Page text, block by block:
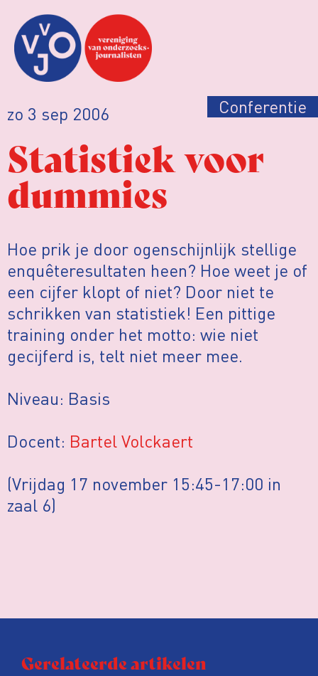
zo 3 sep 2006 Conferentie
Statistiek voor
dummies
Hoe prik je door ogenschijnlijk stellige
enquêteresultaten heen? Hoe weet je of
een cijfer klopt of niet? Door niet te
schrikken van statistiek! Een pittige
training onder het motto: wie niet
gecijferd is, telt niet meer mee.
Niveau: Basis
Docent: Bartel Volckaert
(Vrijdag 17 november 15:45-17:00 in
zaal 6)
Gerelateerde artikelen